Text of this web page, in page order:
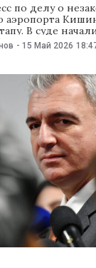
по делу о
аэропорта
В суде
которых
бывший
Копач. NM
На заседании
- 15 Май 2026